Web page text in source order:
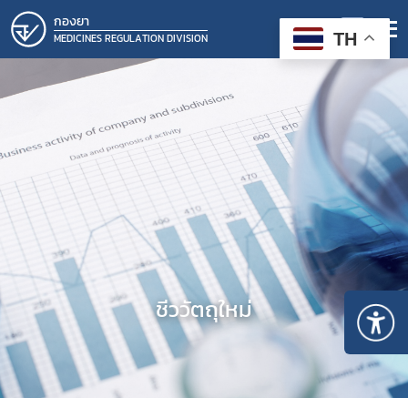
กองยา
MEDICINES REGULATION DIVISION
ชีววัตถุใหม่
TH